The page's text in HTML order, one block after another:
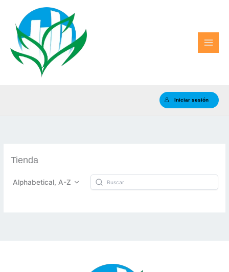
contenido
Iniciar sesión
Tienda
Alphabetical, A-Z